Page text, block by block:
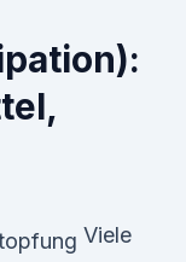
Viele